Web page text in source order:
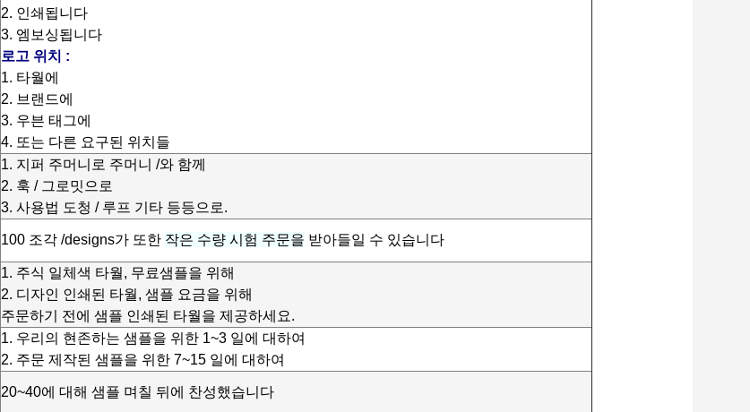
2. 인쇄됩니다
3. 엠보싱됩니다
로고 위치 :
1. 타월에
2. 브랜드에
3. 우븐 태그에
4. 또는 다른 요구된 위치들
1. 지퍼 주머니로 주머니 /와 함께
2. 훅 / 그로밋으로
3. 사용법 도청 / 루프 기타 등등으로.
100 조각 /designs가 또한 작은 수량 시험 주문을 받아들일 수 있습니다
1. 주식 일체색 타월, 무료샘플을 위해
2. 디자인 인쇄된 타월, 샘플 요금을 위해
주문하기 전에 샘플 인쇄된 타월을 제공하세요.
1. 우리의 현존하는 샘플을 위한 1~3 일에 대하여
2. 주문 제작된 샘플을 위한 7~15 일에 대하여
20~40에 대해 샘플 며칠 뒤에 찬성했습니다